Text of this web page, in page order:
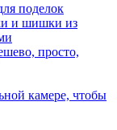
поделок
и шишки из
просто,
камере, чтобы